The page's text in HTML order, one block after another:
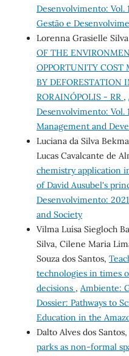
Desenvolvimento: Vol.
Gestão e
Lorenna Grasielle Silva
OF THE
OPPORTUNITY COST
BY DEFORESTATION
RORAINÓPOLIS - RR ,
Desenvolvimento: Vol.
Management and
Luciana da Silva
Lucas Cavalcante de
chemistry application
of David Ausubel's
Desenvolvimento:
and Society
Vilma Luísa Siegloch
Silva, Cilene Maria
Souza dos Santos,
technologies in times
decisions , Ambiente:
Dossier: Pathways to
Education in the
Dalto Alves dos
parks as non-formal